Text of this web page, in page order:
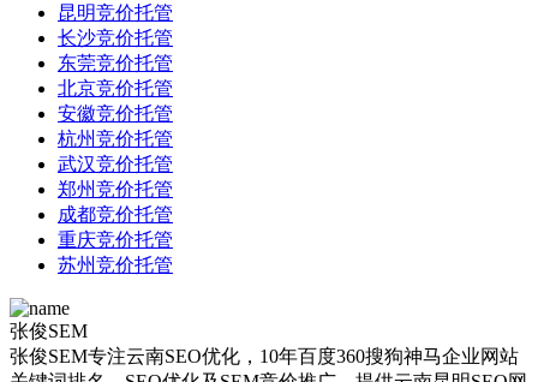
昆明竞价托管
长沙竞价托管
东莞竞价托管
北京竞价托管
安徽竞价托管
杭州竞价托管
武汉竞价托管
郑州竞价托管
成都竞价托管
重庆竞价托管
苏州竞价托管
张俊SEM
张俊SEM专注云南SEO优化，10年百度360搜狗神马企业网站